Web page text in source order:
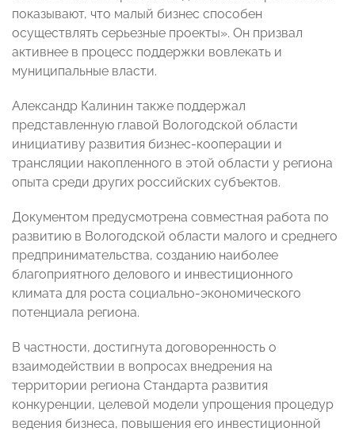
показывают, что малый бизнес способен
осуществлять серьезные проекты». Он призвал
активнее в процесс поддержки вовлекать и
муниципальные власти.
Александр Калинин также поддержал
представленную главой Вологодской области
инициативу развития бизнес-кооперации и
трансляции накопленного в этой области у региона
опыта среди других российских субъектов.
Документом предусмотрена совместная работа по
развитию в Вологодской области малого и среднего
предпринимательства, созданию наиболее
благоприятного делового и инвестиционного
климата для роста социально-экономического
потенциала региона.
В частности, достигнута договоренность о
взаимодействии в вопросах внедрения на
территории региона Стандарта развития
конкуренции, целевой модели упрощения процедур
ведения бизнеса, повышения его инвестиционной